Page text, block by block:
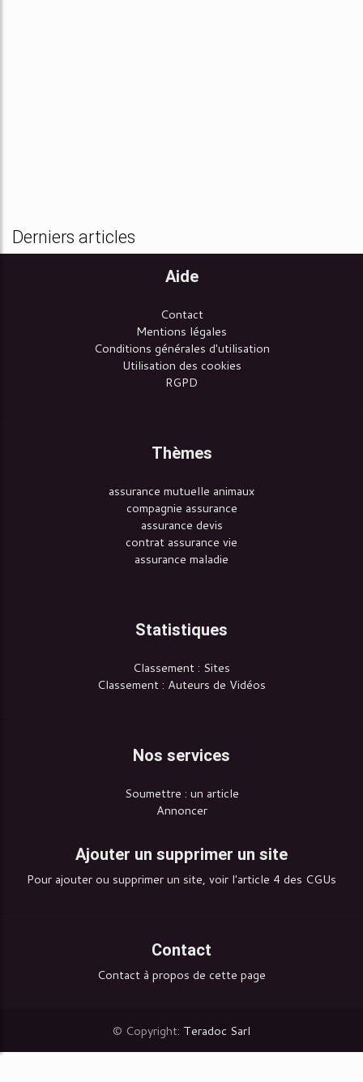
Derniers articles
Aide
Contact
Mentions légales
Conditions générales d'utilisation
Utilisation des cookies
RGPD
Thèmes
assurance mutuelle animaux
compagnie assurance
assurance devis
contrat assurance vie
assurance maladie
Statistiques
Classement : Sites
Classement : Auteurs de Vidéos
Nos services
Soumettre : un article
Annoncer
Ajouter un supprimer un site
Pour ajouter ou supprimer un site, voir l'article 4 des CGUs
Contact
Contact à propos de cette page
© Copyright: Teradoc Sarl